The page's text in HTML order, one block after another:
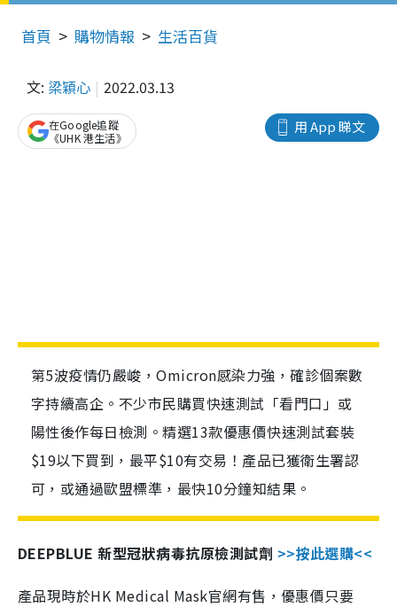
首頁 購物情報 生活百貨
文: 梁穎心 2022.03.13
用 App 睇文
在Google追蹤
《UHK 港生活》
第5波疫情仍嚴峻，Omicron感染力強，確診個案數
字持續高企。不少市民購買快速測試「看門口」或
陽性後作每日檢測。精選13款優惠價快速測試套裝
$19以下買到，最平$10有交易！產品已獲衛生署認
可，或通過歐盟標準，最快10分鐘知結果。
DEEPBLUE 新型冠狀病毒抗原檢測試劑 >>按此選購<<
產品現時於HK Medical Mask官網有售，優惠價只要